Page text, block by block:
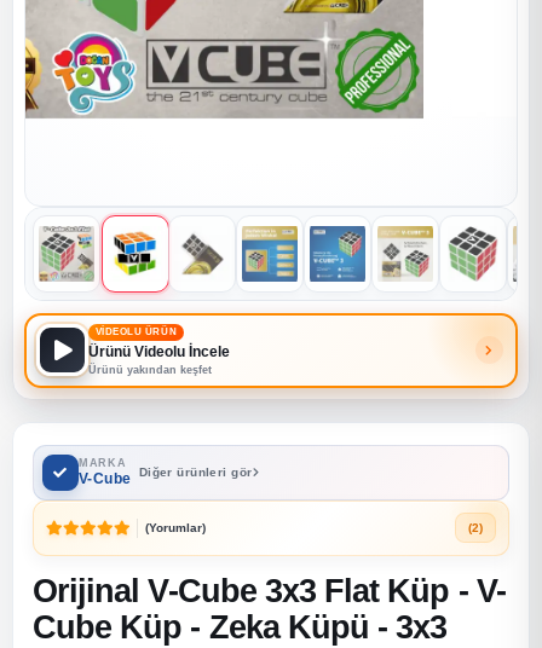
VİDEOLU ÜRÜN
Ürünü Videolu İncele
Ürünü yakından keşfet
MARKA
V-Cube Diğer ürünleri gör
(Yorumlar) (2)
Orijinal V-Cube 3x3 Flat Küp - V-
Cube Küp - Zeka Küpü - 3x3